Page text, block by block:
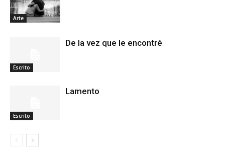
Arte
Escrito
De la vez que le encontré
Escrito
Lamento